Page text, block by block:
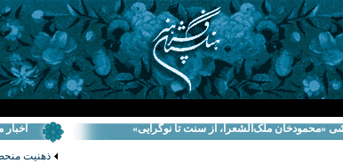
«محمودخان ملک‌الشعرا، از سنت تا نوگرایی»
ذهنيت